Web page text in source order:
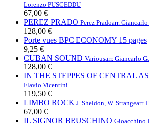
Lorenzo PUSCEDDU
67,00 €
PEREZ PRADO Perez Pradoarr.
128,00 €
Porte vues BPC ECONOMY 15 pages
9,25 €
CUBAN SOUND Variousarr. Giancarlo
128,00 €
IN THE STEPPES OF CENTRAL
Flavio Vicentini
119,50 €
LIMBO ROCK J. Sheldon, W. Strangearr.
67,00 €
IL SIGNOR BRUSCHINO Gioacchino